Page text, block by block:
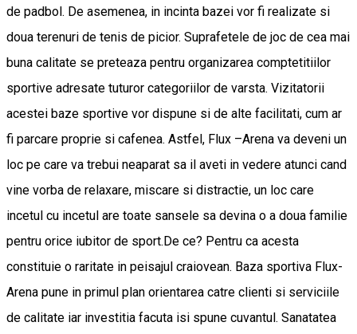
de padbol. De asemenea, in incinta bazei vor fi realizate si
doua terenuri de tenis de picior. Suprafetele de joc de cea mai
buna calitate se preteaza pentru organizarea comptetitiilor
sportive adresate tuturor categoriilor de varsta. Vizitatorii
acestei baze sportive vor dispune si de alte facilitati, cum ar
fi parcare proprie si cafenea. Astfel, Flux –Arena va deveni un
loc pe care va trebui neaparat sa il aveti in vedere atunci cand
vine vorba de relaxare, miscare si distractie, un loc care
incetul cu incetul are toate sansele sa devina o a doua familie
pentru orice iubitor de sport.De ce? Pentru ca acesta
constituie o raritate in peisajul craiovean. Baza sportiva Flux-
Arena pune in primul plan orientarea catre clienti si serviciile
de calitate iar investitia facuta isi spune cuvantul. Sanatatea